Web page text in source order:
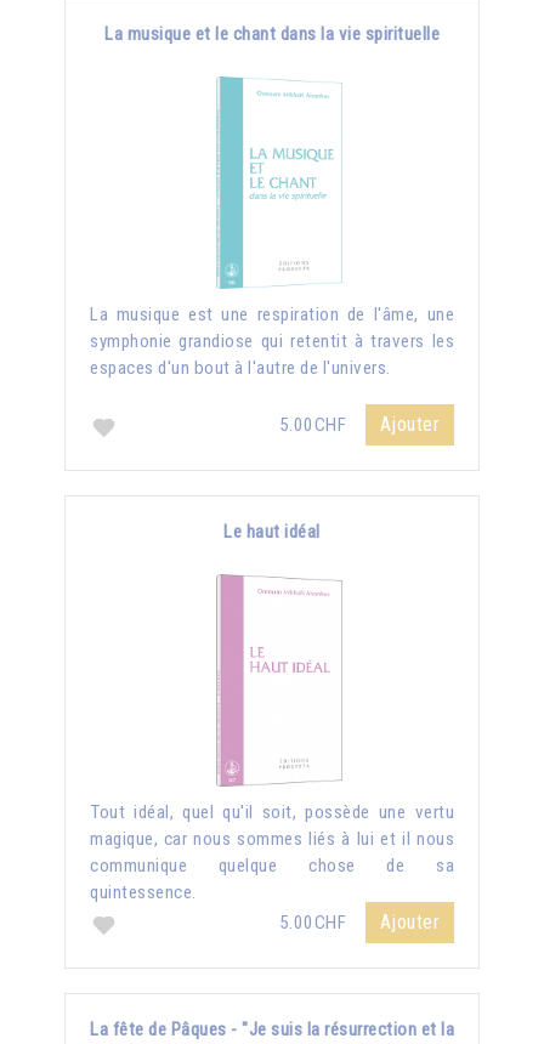
La musique et le chant dans la vie spirituelle
La musique est une respiration de l'âme, une
symphonie grandiose qui retentit à travers les
espaces d'un bout à l'autre de l'univers.
5.00CHF Ajouter
Le haut idéal
Tout idéal, quel qu'il soit, possède une vertu
magique, car nous sommes liés à lui et il nous
communique quelque chose de sa
quintessence.
5.00CHF
Ajouter
La fête de Pâques - "Je suis la résurrection et la